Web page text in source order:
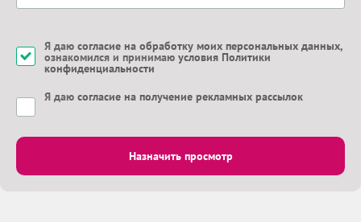
Я даю согласие на обработку моих персональных данных,
ознакомился и принимаю условия Политики
конфиденциальности
Я даю согласие на получение рекламных рассылок
Назначить просмотр